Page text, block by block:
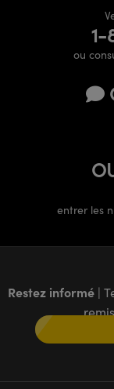
1-
ou
entrer les
Restez informé |